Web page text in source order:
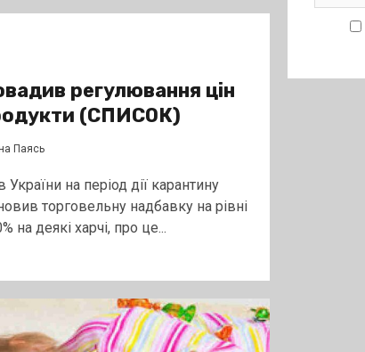
регулювання цін
(СПИСОК)
Паясь
України на період дії карантину
торговельну надбавку на рівні
на деякі харчі, про це...